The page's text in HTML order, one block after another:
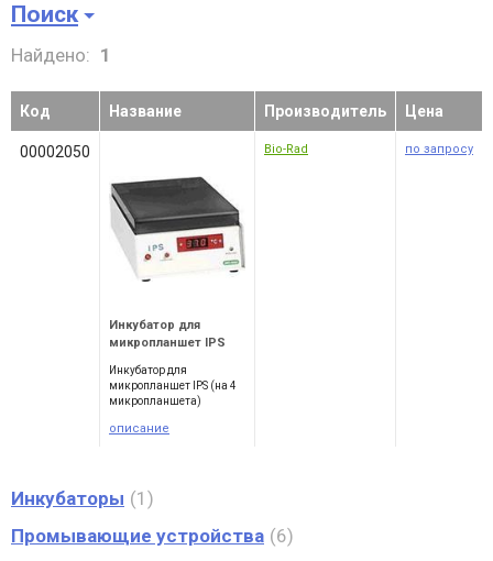
Поиск
Найдено: 1
Код Название Производитель Цена
00002050
Инкубатор для
микропланшет IPS
Инкубатор для
микропланшет IPS (на 4
микропланшета)
описание
Bio-Rad по запросу
Инкубаторы
1
Промывающие устройства 6